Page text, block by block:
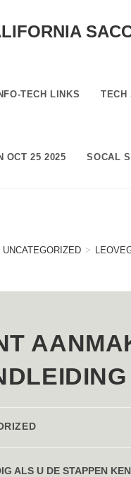
TECH LINKS TECH
OCT 25 2025 SOCAL
UNCATEGORIZED >
ALS U DE STAPPEN